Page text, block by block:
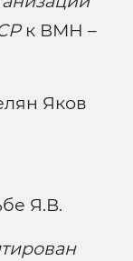
к ВМН –
Яков
Я.В.